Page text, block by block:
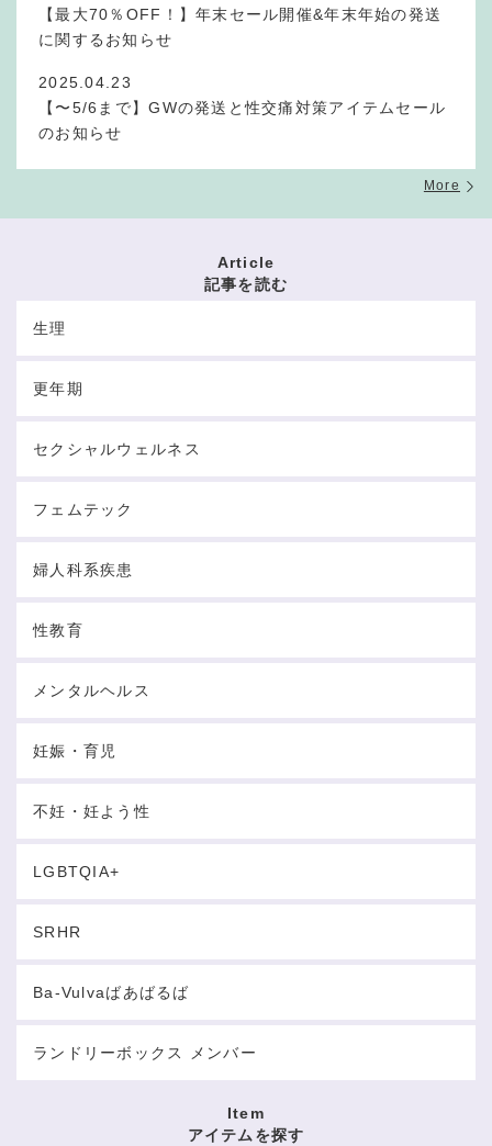
【最大70％OFF！】年末セール開催&年末年始の発送
に関するお知らせ
2025.04.23
【〜5/6まで】GWの発送と性交痛対策アイテムセール
のお知らせ
More
Article
記事を読む
生理
更年期
セクシャルウェルネス
フェムテック
婦人科系疾患
性教育
メンタルヘルス
妊娠・育児
不妊・妊よう性
LGBTQIA+
SRHR
Ba-Vulvaばあばるば
ランドリーボックス メンバー
Item
アイテムを探す